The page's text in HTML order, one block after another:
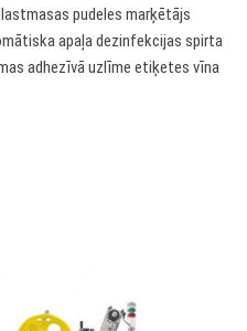
pudeles marķētājs
apaļa dezinfekcijas spirta
adhezīvā uzlīme etiķetes vīna